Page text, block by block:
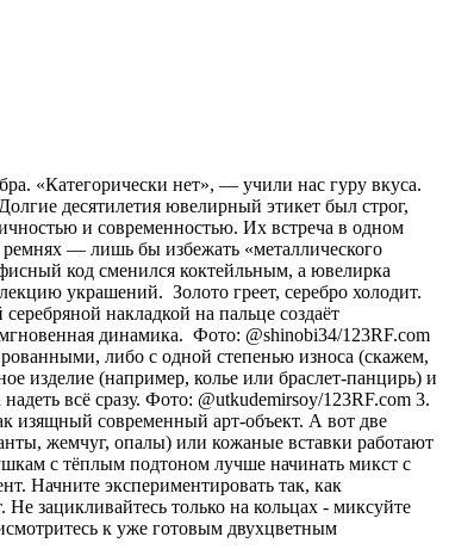
«Категорически нет», — учили нас гуру вкуса.
десятилетия ювелирный этикет был строг,
и современностью. Их встреча в одном
ремнях — лишь бы избежать «металлического
код сменился коктейльным, а ювелирка
украшений. Золото греет, серебро холодит.
накладкой на пальце создаёт
динамика. Фото: @shinobi34/123RF.com
либо с одной степенью износа (скажем,
изделие (например, колье или браслет-панцирь) и
всё сразу. Фото: @utkudemirsoy/123RF.com 3.
изящный современный арт-объект. А вот две
жемчуг, опалы) или кожаные вставки работают
с тёплым подтоном лучше начинать микст с
Начните экспериментировать так, как
зацикливайтесь только на кольцах - миксуйте
к уже готовым двухцветным